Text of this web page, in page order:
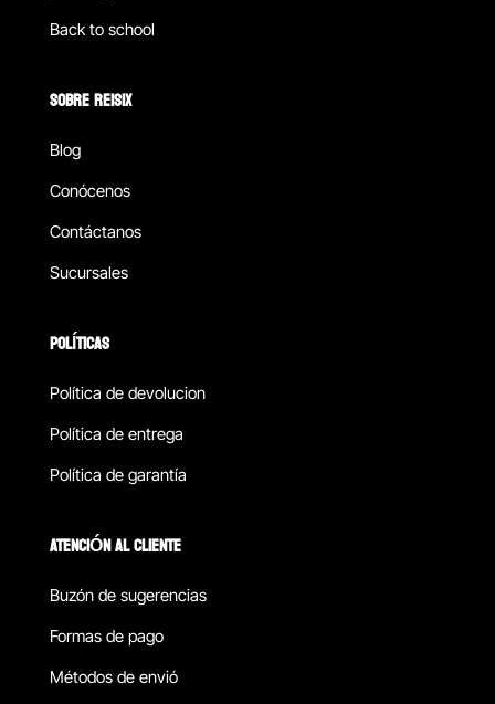
Back to school
SOBRE REISIX
Blog
Conócenos
Contáctanos
Sucursales
POLÍTICAS
Política de devolucion
Política de entrega
Política de garantía
ATENCIÓN AL CLIENTE
Buzón de sugerencias
Formas de pago
Métodos de envió